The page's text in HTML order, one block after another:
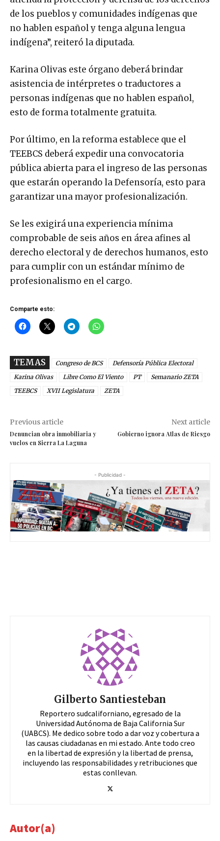
de los pueblos y comunidades indígenas que
no hablen español y tenga alguna lengua
indígena”, reiteró la diputada.
Karina Olivas este órgano deberá brindar
asistencia de intérpretes o traductores a
personas indígenas que no hablen español,
esto de forma totalmente gratuita.
Por último, en la reforma establece que el
TEEBCS deberá expedir una convocatoria
pública abierta para el ingreso de las personas
que estarán operando la Defensoría, esto para
garantizar una mayor profesionalización.
Se les exigirá una experiencia mínima
comprobable de seis años en área afines al
derecho electoral y de derechos humanos, esto
para cumplir con un estándar mínimo de
profesionalismo en el cargo.
Comparte esto:
TEMAS Congreso de BCS
Defensoría Pública Electoral
Karina Olivas
Libre Como El Viento PT
Semanario ZETA
TEEBCS
XVII Legislatura ZETA
Previous article
Denuncian obra inmobiliaria y
vuelos en Sierra La Laguna
Next article
Gobierno ignora Atlas de Riesgo
- Publicidad -
Gilberto Santiesteban
Reportero sudcaliforniano, egresado de la
Universidad Autónoma de Baja California Sur
(UABCS). Me dedico sobre todo a dar voz y cobertura a
las causas ciudadanas en mi estado. Ante todo creo
en la libertad de expresión y la libertad de prensa,
incluyendo las responsabilidades y retribuciones que
estas conllevan.
Autor(a)